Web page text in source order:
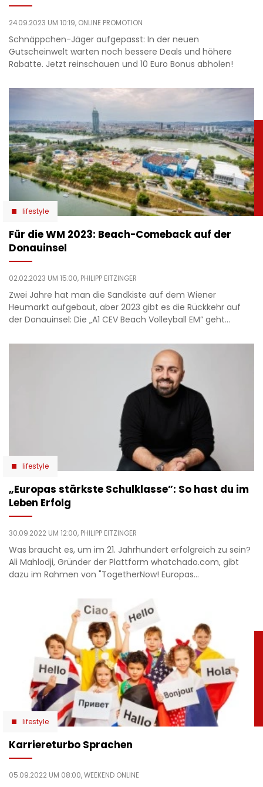
24.09.2023 UM 10:19, ONLINE PROMOTION
Schnäppchen-Jäger aufgepasst: In der neuen
Gutscheinwelt warten noch bessere Deals und höhere
Rabatte. Jetzt reinschauen und 10 Euro Bonus abholen!
lifestyle
Für die WM 2023: Beach-Comeback auf der
Donauinsel
02.02.2023 UM 15:00, PHILIPP EITZINGER
Zwei Jahre hat man die Sandkiste auf dem Wiener
Heumarkt aufgebaut, aber 2023 gibt es die Rückkehr auf
der Donauinsel: Die „A1 CEV Beach Volleyball EM” geht…
lifestyle
„Europas stärkste Schulklasse”: So hast du im
Leben Erfolg
30.09.2022 UM 12:00, PHILIPP EITZINGER
Was braucht es, um im 21. Jahrhundert erfolgreich zu sein?
Ali Mahlodji, Gründer der Plattform whatchado.com, gibt
dazu im Rahmen von "TogetherNow! Europas…
lifestyle
Karriereturbo Sprachen
05.09.2022 UM 08:00,WEEKEND ONLINE